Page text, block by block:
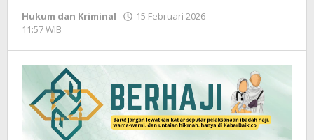
Hukum dan Kriminal
15 Februari 2026
11:57 WIB